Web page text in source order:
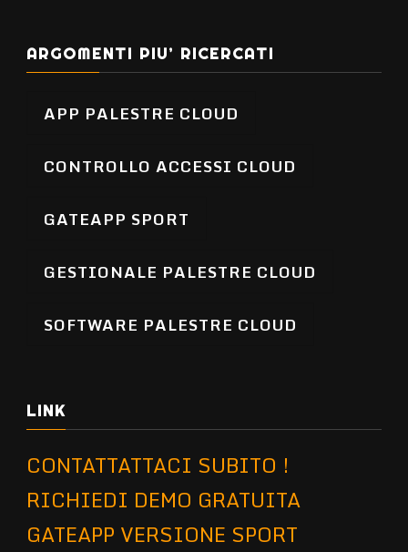
ARGOMENTI PIU’ RICERCATI
APP PALESTRE CLOUD
CONTROLLO ACCESSI CLOUD
GATEAPP SPORT
GESTIONALE PALESTRE CLOUD
SOFTWARE PALESTRE CLOUD
LINK
CONTATTATTACI SUBITO !
RICHIEDI DEMO GRATUITA
GATEAPP VERSIONE SPORT